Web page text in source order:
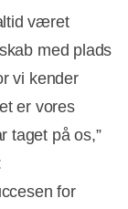
været
med plads
vi kender
er vores
taget på os,”
for